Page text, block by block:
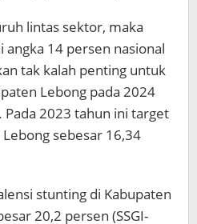
lintas sektor, maka
14 persen nasional
tak kalah penting untuk
Lebong pada 2024
2023 tahun ini target
sebesar 16,34
stunting di Kabupaten
20,2 persen (SSGI-